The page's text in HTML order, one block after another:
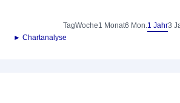
TagWoche1 Monat6 Mon.1 Jahr3
► Chartanalyse